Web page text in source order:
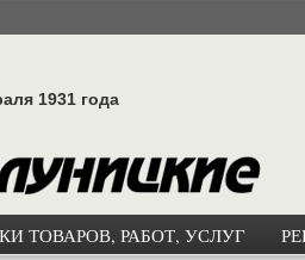
1931 года
ТОВАРОВ, РАБОТ, УСЛУГ